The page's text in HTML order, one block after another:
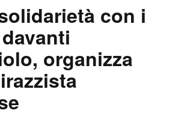
con i
organizza